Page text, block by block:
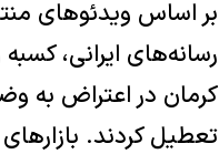
بر اساس ویدئوهای
رسانه‌های ایرانی،
کرمان در اعتراض به
تعطیل کردند.